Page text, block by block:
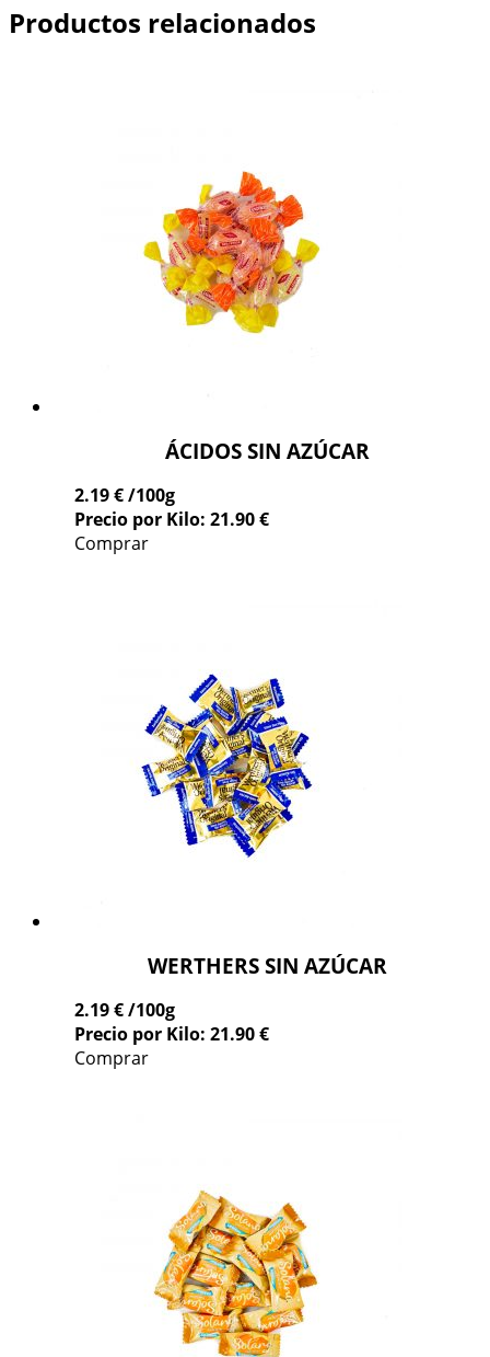
Productos relacionados
ÁCIDOS SIN AZÚCAR
2.19 €/100g
Precio por Kilo: 21.90 €
Comprar
WERTHERS SIN AZÚCAR
2.19 €/100g
Precio por Kilo: 21.90 €
Comprar